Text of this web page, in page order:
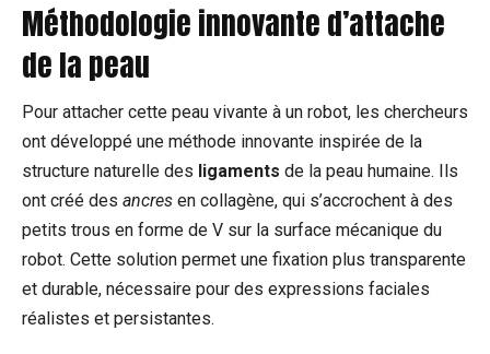
Méthodologie innovante d’attache
de la peau
Pour attacher cette peau vivante à un robot, les chercheurs
ont développé une méthode innovante inspirée de la
structure naturelle des ligaments de la peau humaine. Ils
ont créé des ancres en collagène, qui s’accrochent à des
petits trous en forme de V sur la surface mécanique du
robot. Cette solution permet une fixation plus transparente
et durable, nécessaire pour des expressions faciales
réalistes et persistantes.